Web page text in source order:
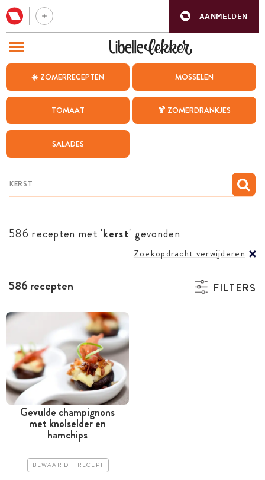
AANMELDEN
☀️ ZOMERRECEPTEN MOSSELEN
TOMAAT 🍹 ZOMERDRANKJES
SALADES
586 recepten met 'kerst' gevonden
Zoekopdracht verwijderen
586 recepten FILTERS
Gevulde champignons
met knolselder en
hamchips
BEWAAR DIT RECEPT
BEZOEK ONZE ANDERE WEBSITES
WEEKMENU
CHAT MET MAIA
MIJN BEWAARDE RECEPTEN